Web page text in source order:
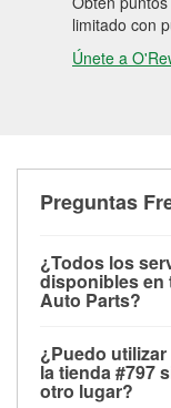
limitado con
Únete a
Preguntas
¿Todos los
disponibles en
Auto Parts?
las pruebas de
motor de
¿Puedo
la tienda #797
otro lugar?